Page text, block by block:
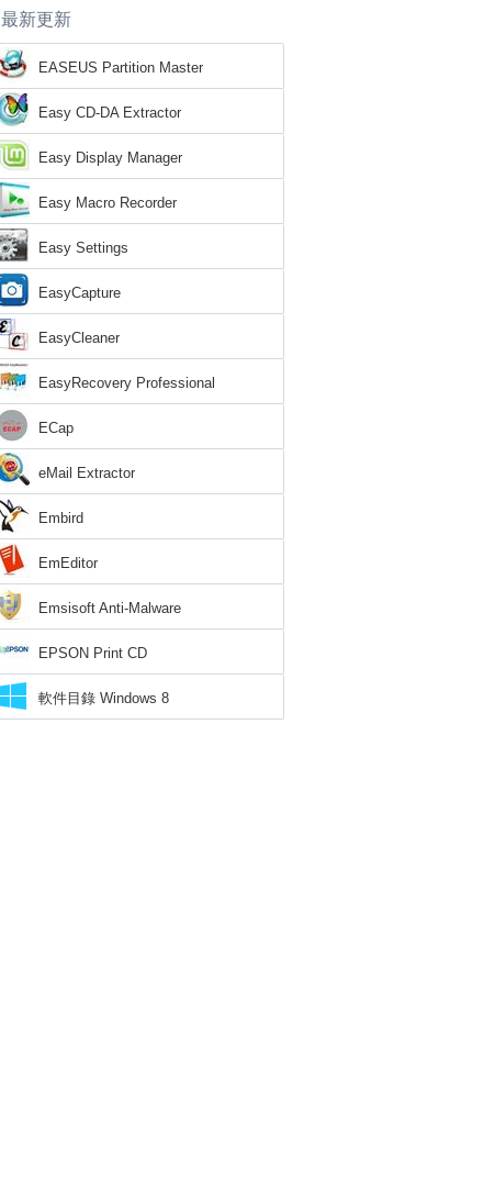
最新更新
EASEUS Partition Master
Easy CD-DA Extractor
Easy Display Manager
Easy Macro Recorder
Easy Settings
EasyCapture
EasyCleaner
EasyRecovery Professional
ECap
eMail Extractor
Embird
EmEditor
Emsisoft Anti-Malware
EPSON Print CD
軟件目錄 Windows 8